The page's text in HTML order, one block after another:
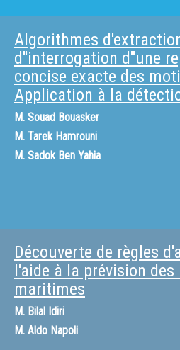
home page of Donato Malerba : http://
Algorithmes
d''interrogation d''une
concise exacte des
Application à la
M. Souad Bouasker
M. Tarek Hamrouni
M. Sadok Ben Yahia
Découverte de règles
l'aide à la prévision
maritimes
M. Bilal Idiri
M. Aldo Napoli